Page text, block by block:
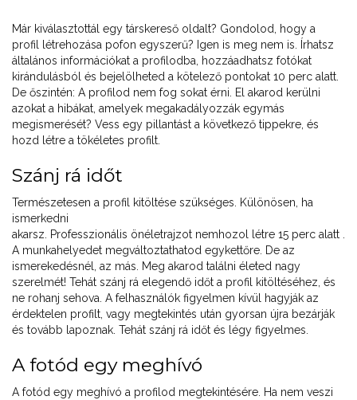
Már kiválasztottál egy társkereső oldalt? Gondolod, hogy a
profil létrehozása pofon egyszerű? Igen is meg nem is. Írhatsz
általános információkat a profilodba, hozzáadhatsz fotókat
kirándulásból és bejelölheted a kötelező pontokat 10 perc alatt.
De őszintén: A profilod nem fog sokat érni. El akarod kerülni
azokat a hibákat, amelyek megakadályozzák egymás
megismerését? Vess egy pillantást a következő tippekre, és
hozd létre a tökéletes profilt.
Szánj rá időt
Természetesen a profil kitöltése szükséges. Különösen, ha
ismerkedni
akarsz. Professzionális önéletrajzot nemhozol létre 15 perc alatt .
A munkahelyedet megváltoztathatod egykettőre. De az
ismerekedésnél, az más. Meg akarod találni életed nagy
szerelmét! Tehát szánj rá elegendő időt a profil kitöltéséhez, és
ne rohanj sehova. A felhasználók figyelmen kívül hagyják az
érdektelen profilt, vagy megtekintés után gyorsan újra bezárják
és tovább lapoznak. Tehát szánj rá időt és légy figyelmes.
A fotód egy meghívó
A fotód egy meghívó a profilod megtekintésére. Ha nem veszi